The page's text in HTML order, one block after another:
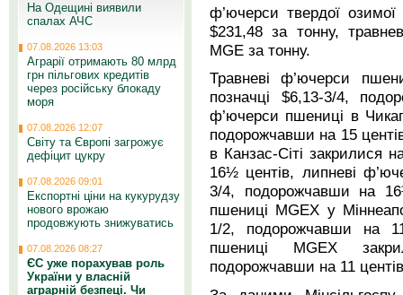
ф’ючерси твердої
$231,48 за тонну,
MGE за тонну.
Травневі ф’ючерси
позначці $6,13-3/4,
ф’ючерси пшениці в
подорожчавши на 15
в Канзас-Сіті закрилися
16½ центів, липневі
3/4, подорожчавши на
пшениці MGEХ у
1/2, подорожчавши на
пшениці MGEХ
подорожчавши на 11
На Одещині виявили
спалах АЧС
07.08.2026 13:03
Аграрії отримають 80 млрд
грн пільгових кредитів
через російську блокаду
моря
07.08.2026 12:07
Світу та Європі загрожує
дефіцит цукру
07.08.2026 09:01
Експортні ціни на кукурудзу
нового врожаю
продовжують знижуватись
07.08.2026 08:27
ЄС уже порахував роль
України у власній
аграрній безпеці. Чи